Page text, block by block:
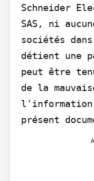
Schneider
SAS, ni
sociétés
détient une
peut être
de la
l'information
présent